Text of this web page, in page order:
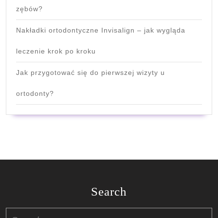
zębów?
Nakładki ortodontyczne Invisalign – jak wygląda
leczenie krok po kroku
Jak przygotować się do pierwszej wizyty u
ortodonty?
Search